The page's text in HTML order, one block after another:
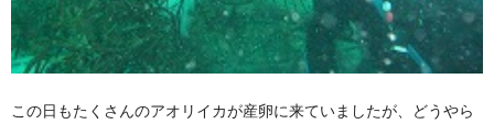
この日もたくさんのアオリイカが産卵に来ていましたが、どうやら